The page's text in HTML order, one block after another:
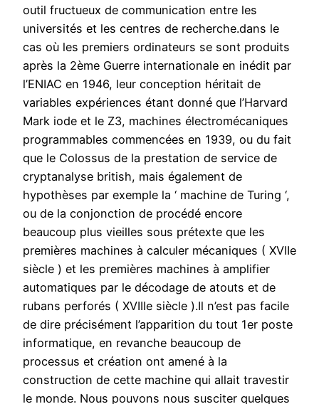
outil fructueux de communication entre les
universités et les centres de recherche.dans le
cas où les premiers ordinateurs se sont produits
après la 2ème Guerre internationale en inédit par
l’ENIAC en 1946, leur conception héritait de
variables expériences étant donné que l’Harvard
Mark iode et le Z3, machines électromécaniques
programmables commencées en 1939, ou du fait
que le Colossus de la prestation de service de
cryptanalyse british, mais également de
hypothèses par exemple la ‘ machine de Turing ‘,
ou de la conjonction de procédé encore
beaucoup plus vieilles sous prétexte que les
premières machines à calculer mécaniques ( XVIIe
siècle ) et les premières machines à amplifier
automatiques par le décodage de atouts et de
rubans perforés ( XVIIIe siècle ).Il n’est pas facile
de dire précisément l’apparition du tout 1er poste
informatique, en revanche beaucoup de
processus et création ont amené à la
construction de cette machine qui allait travestir
le monde. Nous pouvons nous susciter quelques